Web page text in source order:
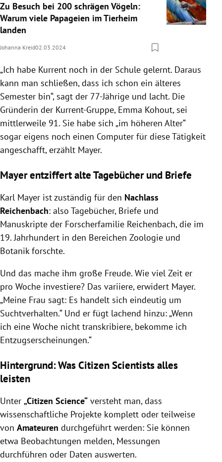
Zu Besuch bei 200 schrägen Vögeln:
Warum viele Papageien im Tierheim
landen
Johanna Kreid02.03.2024
„Ich habe Kurrent noch in der Schule gelernt. Daraus
kann man schließen, dass ich schon ein älteres
Semester bin“, sagt der 77-Jährige und lacht. Die
Gründerin der Kurrent-Gruppe, Emma Kohout, sei
mittlerweile 91. Sie habe sich „im höheren Alter“
sogar eigens noch einen Computer für diese Tätigkeit
angeschafft, erzählt Mayer.
Mayer entziffert alte Tagebücher und Briefe
Karl Mayer ist zuständig für den Nachlass
Reichenbach: also Tagebücher, Briefe und
Manuskripte der Forscherfamilie Reichenbach, die im
19. Jahrhundert in den Bereichen Zoologie und
Botanik forschte.
Und das mache ihm große Freude. Wie viel Zeit er
pro Woche investiere? Das variiere, erwidert Mayer.
„Meine Frau sagt: Es handelt sich eindeutig um
Suchtverhalten.“ Und er fügt lachend hinzu: „Wenn
ich eine Woche nicht transkribiere, bekomme ich
Entzugserscheinungen.“
Hintergrund: Was Citizen Scientists alles
leisten
Unter „Citizen Science“ versteht man, dass
wissenschaftliche Projekte komplett oder teilweise
von Amateuren durchgeführt werden: Sie können
etwa Beobachtungen melden, Messungen
durchführen oder Daten auswerten.